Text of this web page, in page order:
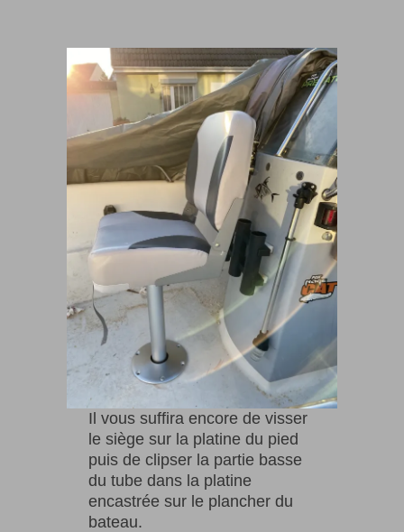
Il vous suffira encore de visser
le siège sur la platine du pied
puis de clipser la partie basse
du tube dans la platine
encastrée sur le plancher du
bateau.